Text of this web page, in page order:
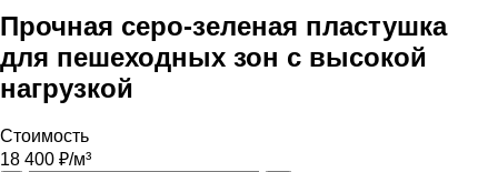
Прочная серо-зеленая пластушка
для пешеходных зон с высокой
нагрузкой
Стоимость
18 400 ₽/м³